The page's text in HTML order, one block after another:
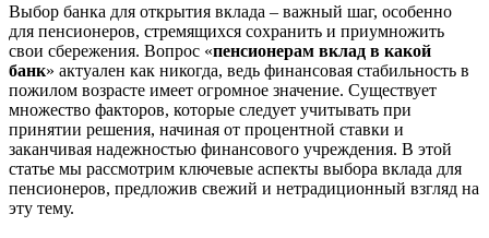
Выбор банка для открытия вклада – важный шаг, особенно
для пенсионеров, стремящихся сохранить и приумножить
свои сбережения. Вопрос «пенсионерам вклад в какой
банк» актуален как никогда, ведь финансовая стабильность в
пожилом возрасте имеет огромное значение. Существует
множество факторов, которые следует учитывать при
принятии решения, начиная от процентной ставки и
заканчивая надежностью финансового учреждения. В этой
статье мы рассмотрим ключевые аспекты выбора вклада для
пенсионеров, предложив свежий и нетрадиционный взгляд на
эту тему.